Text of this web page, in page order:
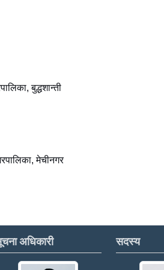
बुद्धशान्ती
मेचीनगर
अधिकारी सदस्य